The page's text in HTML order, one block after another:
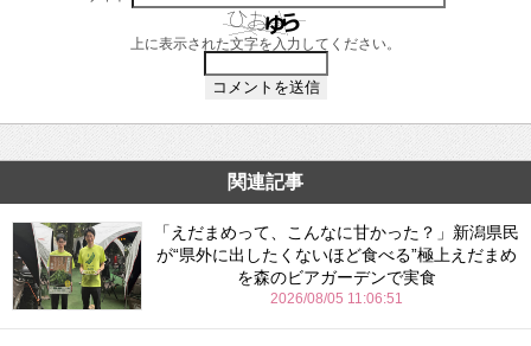
上に表示された文字を入力してください。
関連記事
「えだまめって、こんなに甘かった？」新潟県民
が“県外に出したくないほど食べる”極上えだまめ
を森のビアガーデンで実食
2026/08/05 11:06:51